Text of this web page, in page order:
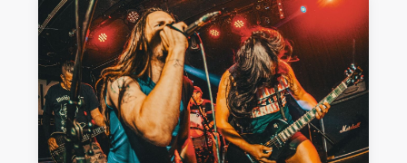
INTERJÚK
PREMIEREK
KULT
MÁSVILÁG